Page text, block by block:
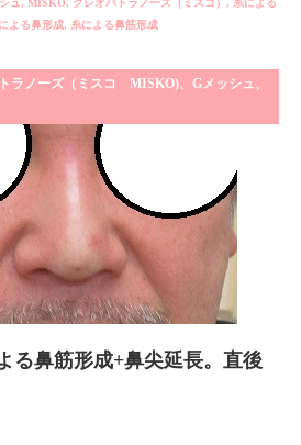
ュ , MISKO, クレオパトラノーズ（ミスコ） , 糸による
よる鼻形成, 糸による鼻筋形成
ラノーズ（ミスコ MISKO)、Gメッシュ、
る鼻筋形成+鼻尖延長。直後